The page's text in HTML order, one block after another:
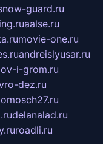
guard.ru
aalse.ru
movie-one.ru
andreislyusar.ru
i-grom.ru
dez.ru
delanalad.ru
roadli.ru